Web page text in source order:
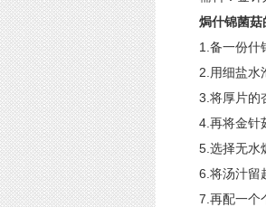
焗什锦菌菇
1.备一份什锦
2.用细盐水泡
3.将厚片的杏
4.再将金针菇
5.选择无水焗
6.将汤汁留起
7.再配一个个